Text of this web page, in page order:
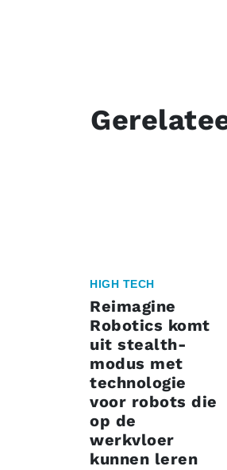
HIGH TECH
Reimagine
Robotics komt
uit stealth-
modus met
technologie
voor robots die
op de
werkvloer
kunnen leren